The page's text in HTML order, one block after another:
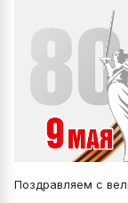
Поздравляем с